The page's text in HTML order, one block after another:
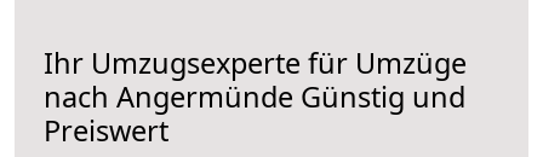
Ihr Umzugsexperte für Umzüge
nach Angermünde Günstig und
Preiswert